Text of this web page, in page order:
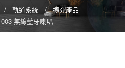
軌道系統
擴充產品
無線藍牙喇叭